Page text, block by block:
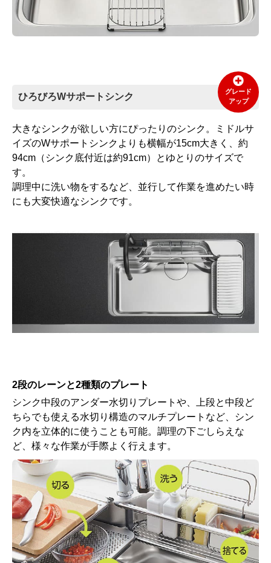
ひろびろWサポートシンク
グレード
アップ
大きなシンクが欲しい方にぴったりのシンク。ミドルサ
イズのWサポートシンクよりも横幅が15cm大きく、約
94cm（シンク底付近は約91cm）とゆとりのサイズで
す。
調理中に洗い物をするなど、並行して作業を進めたい時
にも大変快適なシンクです。
2段のレーンと2種類のプレート
シンク中段のアンダー水切りプレートや、上段と中段ど
ちらでも使える水切り構造のマルチプレートなど、シン
ク内を立体的に使うことも可能。調理の下ごしらえな
ど、様々な作業が手際よく行えます。